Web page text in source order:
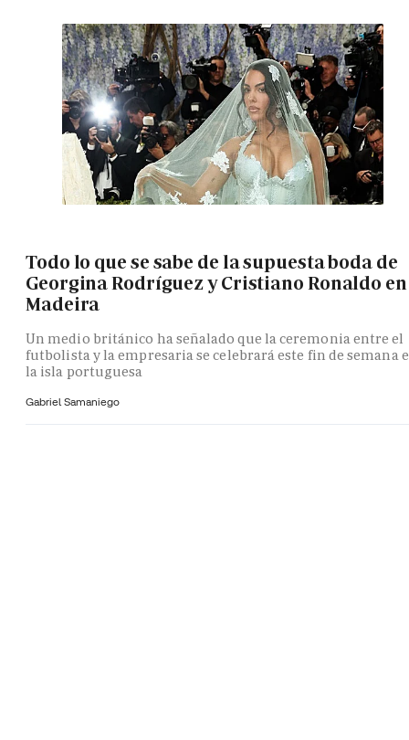
Todo lo que se sabe de la supuesta boda de
Georgina Rodríguez y Cristiano Ronaldo en
Madeira
Un medio británico ha señalado que la ceremonia entre el
futbolista y la empresaria se celebrará este fin de semana
la isla portuguesa
Gabriel Samaniego